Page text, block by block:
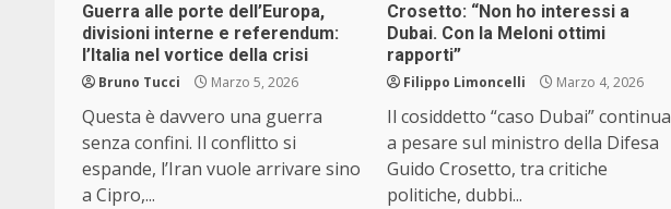
Guerra alle porte dell’Europa,
divisioni interne e referendum:
l’Italia nel vortice della crisi
Bruno Tucci Marzo 5, 2026
Questa è davvero una guerra
senza confini. Il conflitto si
espande, l’Iran vuole arrivare sino
a Cipro,...
Crosetto: “Non ho interessi a
Dubai. Con la Meloni ottimi
rapporti”
Filippo Limoncelli Marzo 4, 2026
Il cosiddetto “caso Dubai” continua
a pesare sul ministro della Difesa
Guido Crosetto, tra critiche
politiche, dubbi...